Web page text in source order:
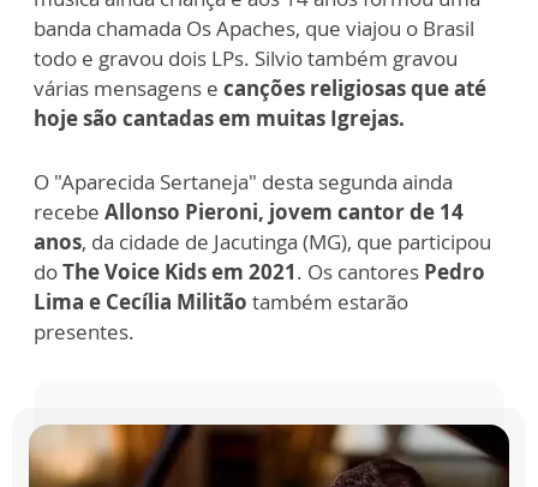
banda chamada Os Apaches, que viajou o Brasil
todo e gravou dois LPs. Silvio também gravou
várias mensagens e canções religiosas que até
hoje são cantadas em muitas Igrejas.
O "Aparecida Sertaneja" desta segunda ainda
recebe Allonso Pieroni, jovem cantor de 14
anos, da cidade de Jacutinga (MG), que participou
doThe Voice Kids em 2021. Os cantores Pedro
Lima e Cecília Militão também estarão
presentes.